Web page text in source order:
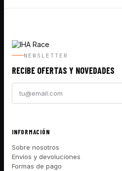
NEWSLETTER
RECIBE OFERTAS Y NOVEDADES
INFORMACIÓN
Sobre nosotros
Envíos y devoluciones
Formas de pago